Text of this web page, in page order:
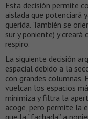
Esta decisión permite
aislada que potenciará
querida. También se
sur y poniente) y
respiro.
La siguiente decisión
espacial debido a la
con grandes columnas.
vuelcan los espacios
minimiza y filtra la
acoge, pero permite la